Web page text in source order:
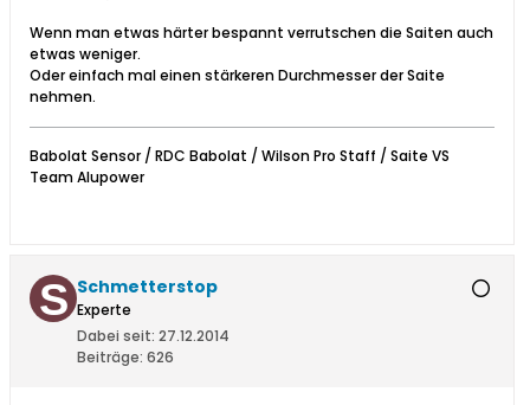
Wenn man etwas härter bespannt verrutschen die Saiten auch
etwas weniger.
Oder einfach mal einen stärkeren Durchmesser der Saite
nehmen.
Babolat Sensor / RDC Babolat / Wilson Pro Staff / Saite VS
Team Alupower
Schmetterstop
Experte
Dabei seit: 27.12.2014
Beiträge: 626